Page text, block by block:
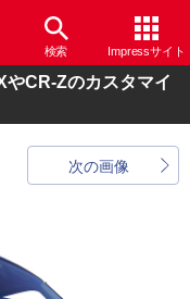
検索 Impressサイト
CR-Zのカスタマイ
次の画像